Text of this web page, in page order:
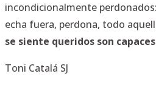
incondicionalmente
echa fuera, perdona, todo
se siente queridos son
Toni Catalá SJ